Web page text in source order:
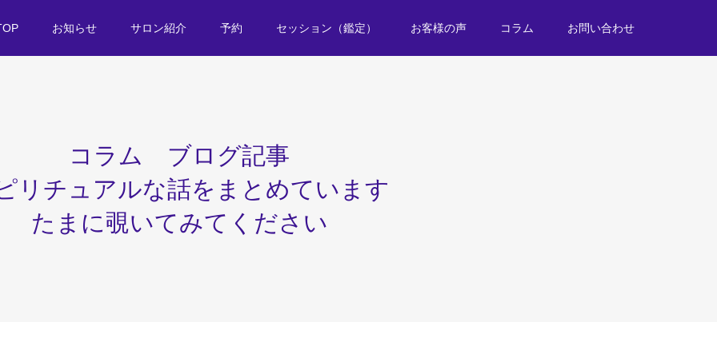
お知らせ サロン紹介 予約 セッション（鑑定） お客様の声 コラム お問い合わせ
コラム ブログ記事
リチュアルな話をまとめています
たまに覗いてみてください